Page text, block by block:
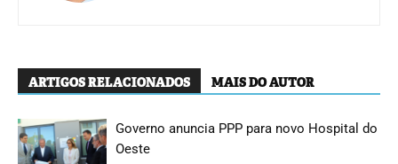
ARTIGOS RELACIONADOS MAIS DO AUTOR
Governo anuncia PPP para novo Hospital do
Oeste